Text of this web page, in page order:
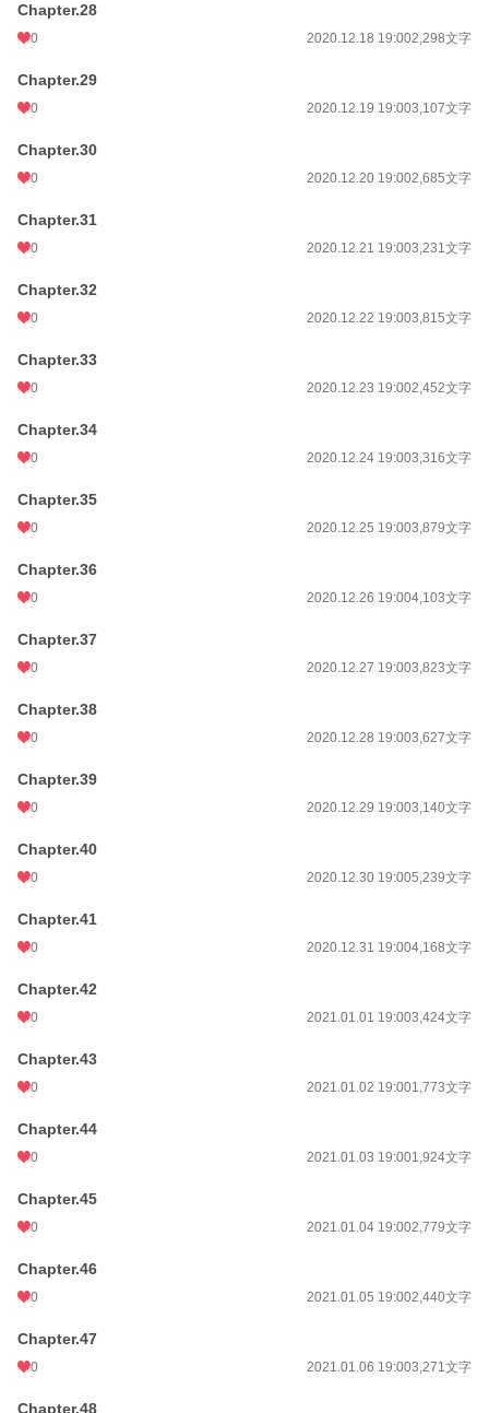
Chapter.28
0 2020.12.18 19:002,298文字
Chapter.29
0 2020.12.19 19:003,107文字
Chapter.30
0 2020.12.20 19:002,685文字
Chapter.31
0 2020.12.21 19:003,231文字
Chapter.32
0 2020.12.22 19:003,815文字
Chapter.33
0 2020.12.23 19:002,452文字
Chapter.34
0 2020.12.24 19:003,316文字
Chapter.35
0 2020.12.25 19:003,879文字
Chapter.36
0 2020.12.26 19:004,103文字
Chapter.37
0 2020.12.27 19:003,823文字
Chapter.38
0 2020.12.28 19:003,627文字
Chapter.39
0 2020.12.29 19:003,140文字
Chapter.40
0 2020.12.30 19:005,239文字
Chapter.41
0 2020.12.31 19:004,168文字
Chapter.42
0 2021.01.01 19:003,424文字
Chapter.43
0 2021.01.02 19:001,773文字
Chapter.44
0 2021.01.03 19:001,924文字
Chapter.45
0 2021.01.04 19:002,779文字
Chapter.46
0 2021.01.05 19:002,440文字
Chapter.47
0 2021.01.06 19:003,271文字
Chapter.48